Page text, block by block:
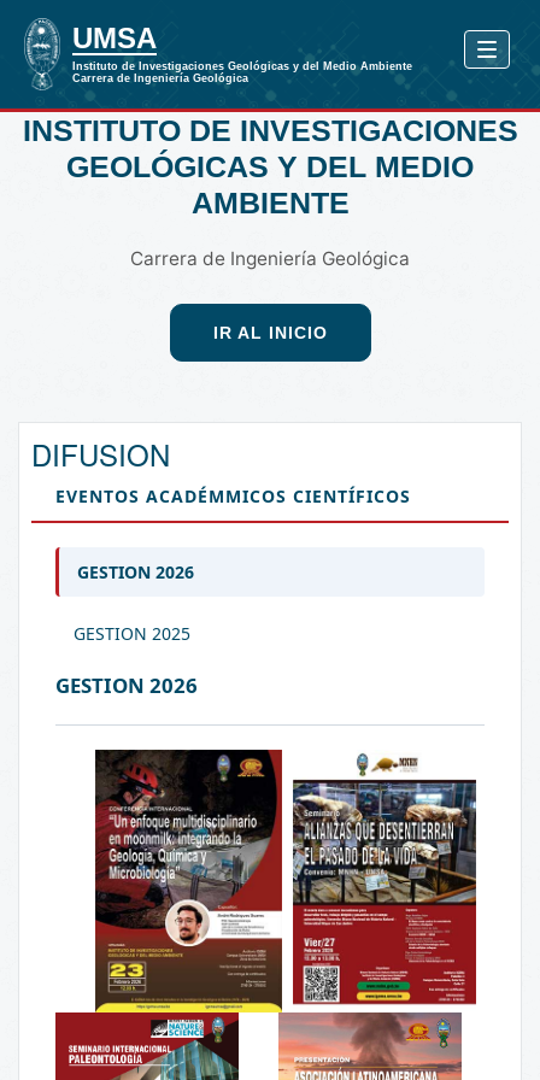
INSTITUTO DE INVESTIGACIONES
GEOLÓGICAS Y DEL MEDIO
AMBIENTE
Carrera de Ingeniería Geológica
IR AL INICIO
DIFUSION
EVENTOS ACADÉMMICOS CIENTÍFICOS
GESTION 2026
GESTION 2025
GESTION 2026